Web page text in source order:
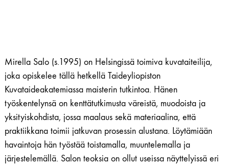
Mirella Salo (s.1995) on Helsingissä toimiva kuvataiteilija,
joka opiskelee tällä hetkellä Taideyliopiston
Kuvataideakatemiassa maisterin tutkintoa. Hänen
työskentelynsä on kenttätutkimusta väreistä, muodoista ja
yksityiskohdista, jossa maalaus sekä materiaalina, että
praktiikkana toimii jatkuvan prosessin alustana. Löytämiään
havaintoja hän työstää toistamalla, muuntelemalla ja
järjestelemällä. Salon teoksia on ollut useissa näyttelyissä eri